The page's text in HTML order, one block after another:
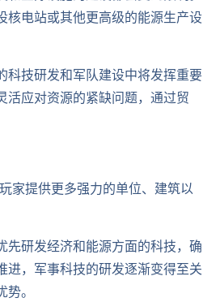
电站或其他更高级的能源生产设
技研发和军队建设中将发挥重要
应对资源的紧缺问题，通过贸
家提供更多强力的单位、建筑以
研发经济和能源方面的科技，确
，军事科技的研发逐渐变得至关
。